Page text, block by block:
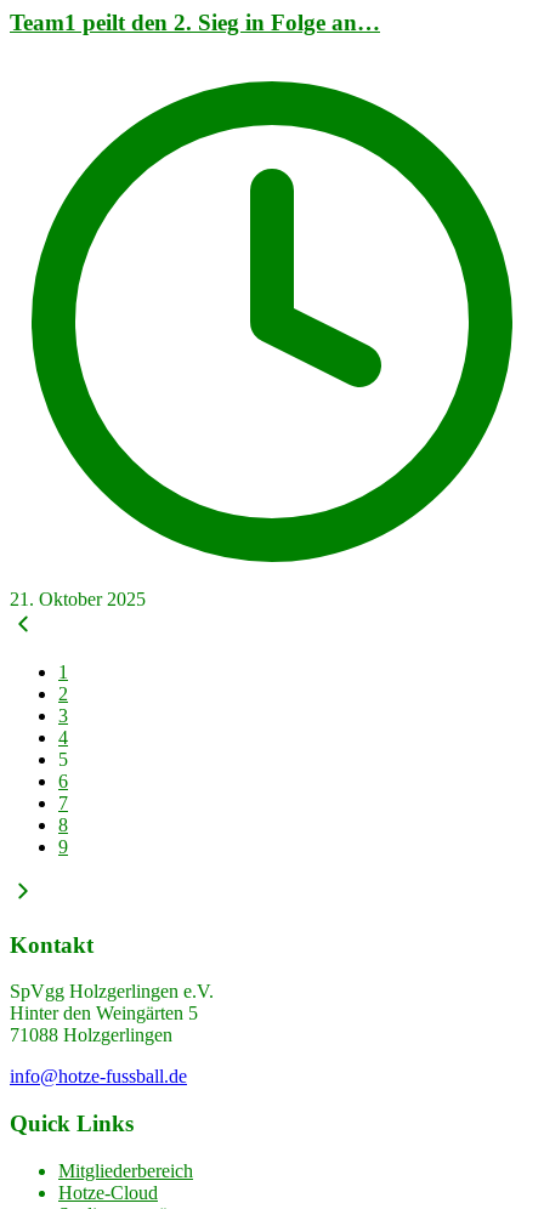
Team1 peilt den 2. Sieg in Folge an…
21. Oktober 2025
1
2
3
4
5
6
7
8
9
Kontakt
SpVgg Holzgerlingen e.V.
Hinter den Weingärten 5
71088 Holzgerlingen
info@hotze-fussball.de
Quick Links
Mitgliederbereich
Hotze-Cloud